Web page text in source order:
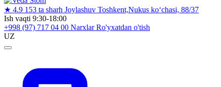
★ 4.9 153 ta sharh Joylashuv Toshkent,Nukus ko‘chasi, 88/37
Ish vaqti 9:30-18:00
+998 (97) 717 04 00 NarxlarRo'yxatdan o'tish
UZ